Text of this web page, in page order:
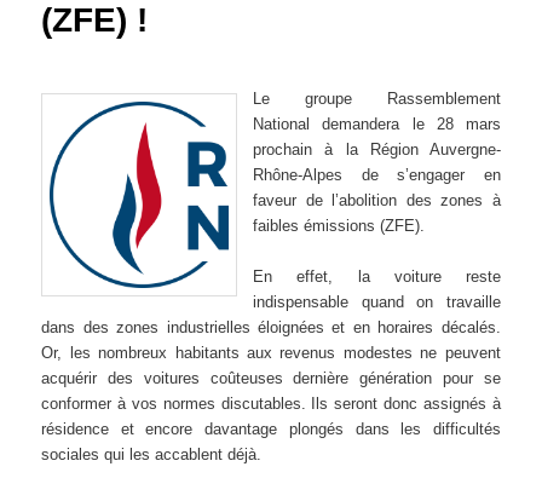
(ZFE) !
Le groupe Rassemblement
National demandera le 28 mars
prochain à la Région Auvergne-
Rhône-Alpes de s’engager en
faveur de l’abolition des zones à
faibles émissions (ZFE).
En effet, la voiture reste
indispensable quand on travaille
dans des zones industrielles éloignées et en horaires décalés.
Or, les nombreux habitants aux revenus modestes ne peuvent
acquérir des voitures coûteuses dernière génération pour se
conformer à vos normes discutables. Ils seront donc assignés à
résidence et encore davantage plongés dans les difficultés
sociales qui les accablent déjà.